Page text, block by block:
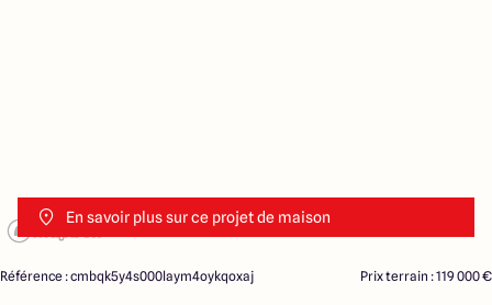
En savoir plus sur ce projet de maison
Référence : cmbqk5y4s000laym4oykqoxaj Prix terrain : 119 000 €